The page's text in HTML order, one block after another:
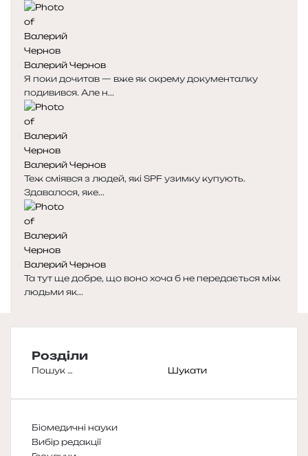
Валерий Чернов
Я поки дочитав — вже як окрему документалку
подивився. Але н...
Валерий Чернов
Теж сміявся з людей, які SPF узимку купують.
Здавалося, яке...
Валерий Чернов
Та тут ще добре, що воно хоча б не передається між
людьми як...
Розділи
Пошук:
Біомедичні науки
Вибір редакції